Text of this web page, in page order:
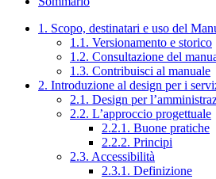
1. Scopo, destinatari e uso del
1.1. Versionamento e storico
1.2. Consultazione del
1.3. Contribuisci al manuale
2. Introduzione al design per i
2.1. Design per
2.2. L’approccio progettuale
2.2.1. Buone pratiche
2.2.2. Principi
2.3. Accessibilità
2.3.1. Definizione